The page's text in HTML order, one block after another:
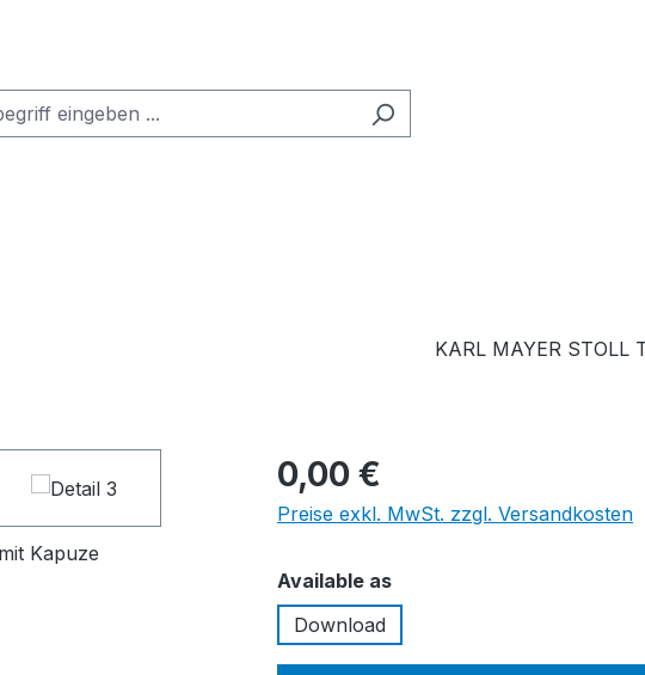
KARL MAYER STOLL
0,00 €
Preise exkl. MwSt. zzgl. Versandkosten
Available asauswählen
Download